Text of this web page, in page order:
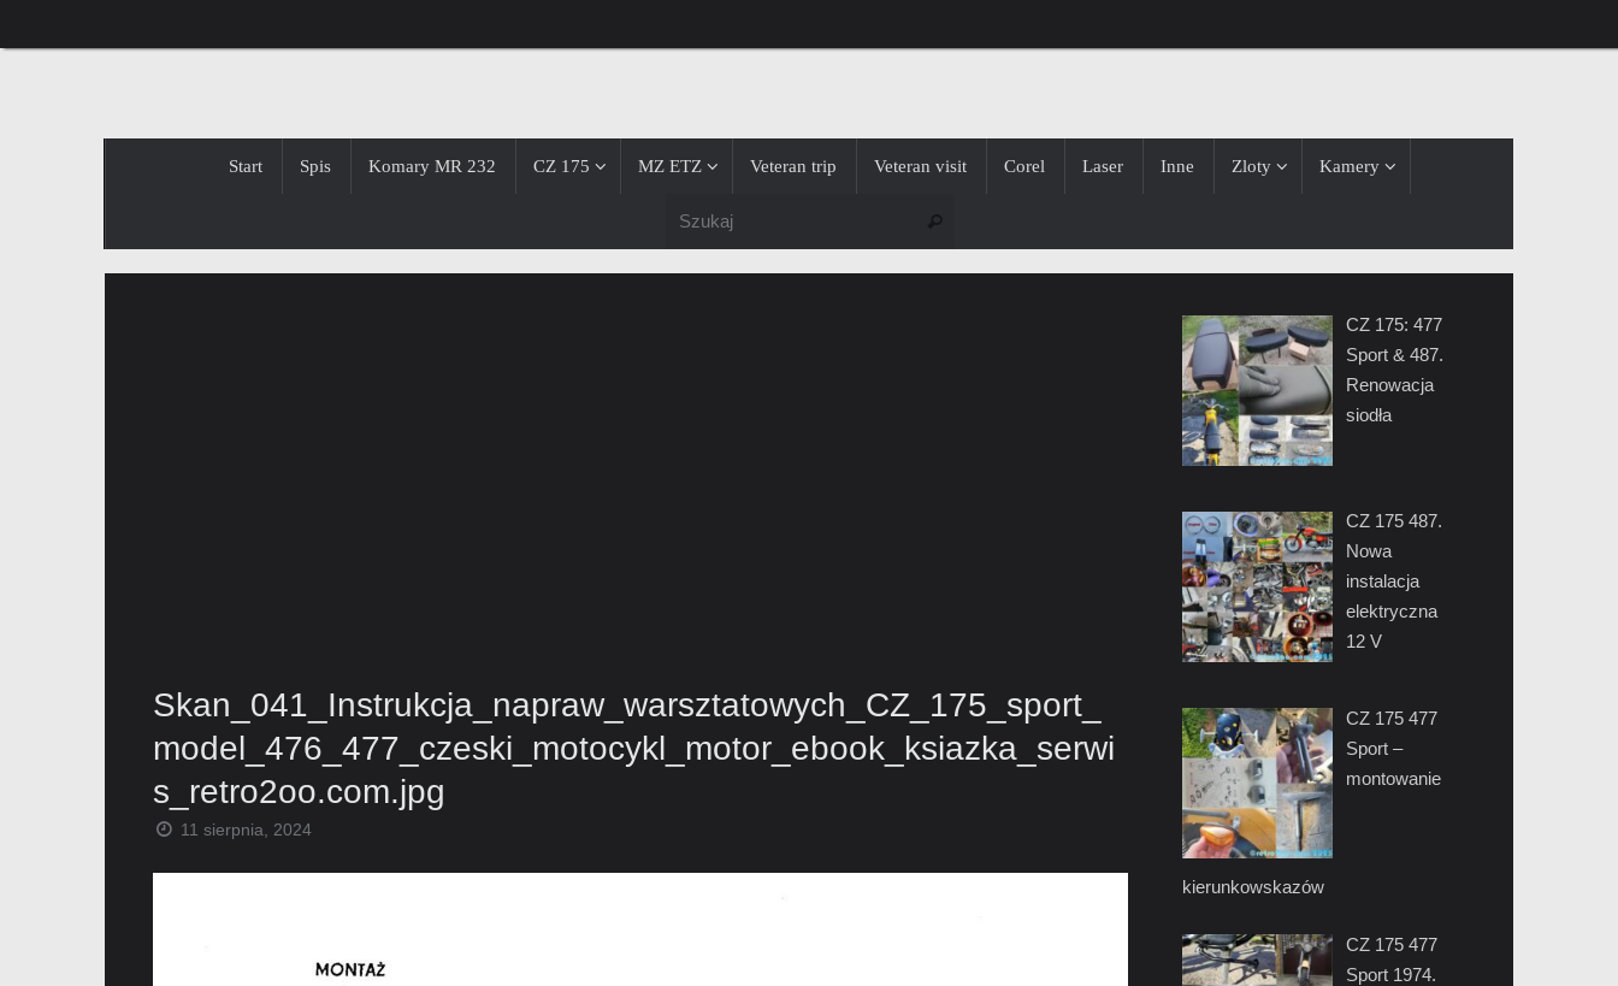
do
Start Spis Komary MR 232 CZ 175 MZ ETZ Veteran trip Veteran visit Corel Laser Inne Zloty Kamery
Skan_041_Instrukcja_napraw_warsztatowych_CZ_175_sport_
model_476_477_czeski_motocykl_motor_ebook_ksiazka_serwi
s_retro2oo.com.jpg
11 sierpnia, 2024
CZ 175: 477
Sport & 487.
Renowacja
siodła
CZ 175 487.
Nowa
instalacja
elektryczna
12 V
CZ 175 477
Sport –
montowanie
kierunkowskazów
CZ 175 477
Sport 1974.